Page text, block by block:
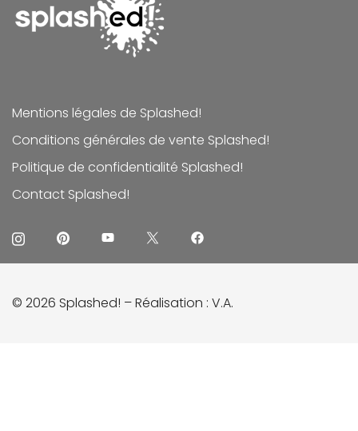
Mentions légales de Splashed!
Conditions générales de vente Splashed!
Politique de confidentialité Splashed!
Contact Splashed!
© 2026 Splashed! – Réalisation : V.A.